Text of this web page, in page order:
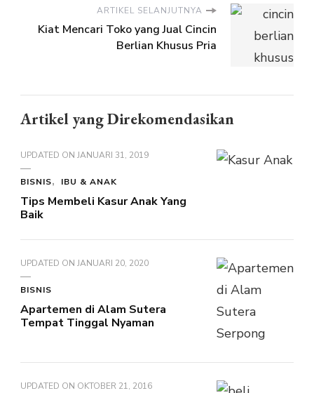
ARTIKEL SELANJUTNYA
Kiat Mencari Toko yang Jual Cincin
Berlian Khusus Pria
Artikel yang Direkomendasikan
UPDATED ON JANUARI 31, 2019
BISNIS IBU & ANAK
Tips Membeli Kasur Anak Yang
Baik
UPDATED ON JANUARI 20, 2020
BISNIS
Apartemen di Alam Sutera
Tempat Tinggal Nyaman
UPDATED ON OKTOBER 21, 2016